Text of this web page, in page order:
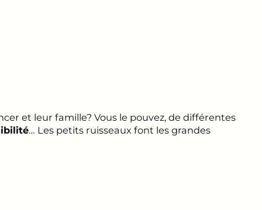
et leur famille? Vous le pouvez, de différentes
… Les petits ruisseaux font les grandes